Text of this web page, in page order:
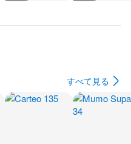
すべて見る